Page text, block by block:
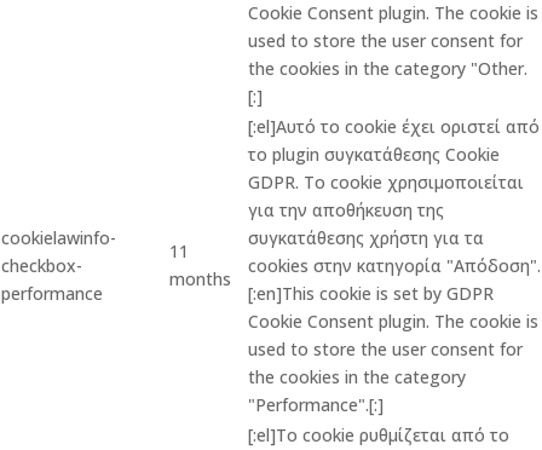
Cookie Consent plugin. The cookie is
used to store the user consent for
the cookies in the category "Other.
[:]
cookielawinfo-
checkbox-
performance
11
months
[:el]Αυτό το cookie έχει οριστεί από
το plugin συγκατάθεσης Cookie
GDPR. Το cookie χρησιμοποιείται
για την αποθήκευση της
συγκατάθεσης χρήστη για τα
cookies στην κατηγορία "Απόδοση".
[:en]This cookie is set by GDPR
Cookie Consent plugin. The cookie is
used to store the user consent for
the cookies in the category
"Performance".[:]
[:el]Το cookie ρυθμίζεται από το